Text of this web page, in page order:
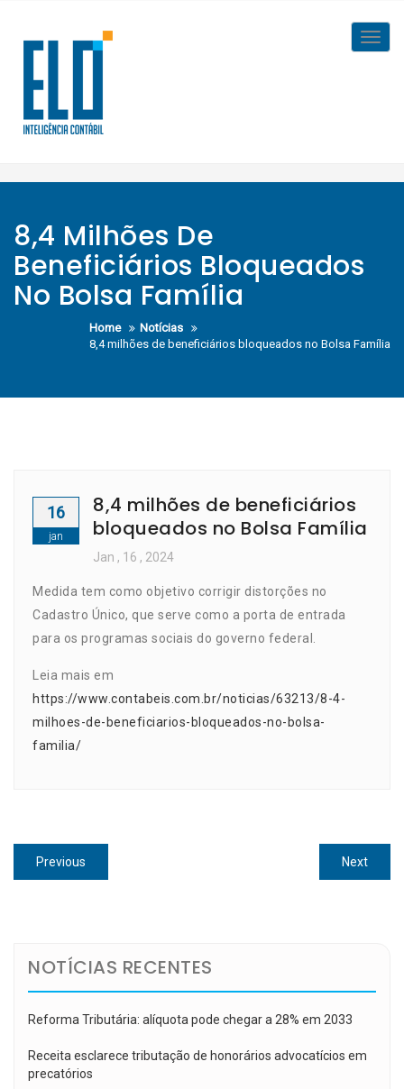
content
8,4 Milhões De
Beneficiários Bloqueados
No Bolsa Família
Home
Notícias
8,4 milhões de beneficiários bloqueados no Bolsa Família
16
jan
8,4 milhões de beneficiários
bloqueados no Bolsa Família
Jan , 16 , 2024
Medida tem como objetivo corrigir distorções no
Cadastro Único, que serve como a porta de entrada
para os programas sociais do governo federal.
Leia mais em
https://www.contabeis.com.br/noticias/63213/8-4-
milhoes-de-beneficiarios-bloqueados-no-bolsa-
familia/
Navegação
de
Previous
post:
NextNext
post:
NOTÍCIAS RECENTES
Reforma Tributária: alíquota pode chegar a 28% em 2033
Receita esclarece tributação de honorários advocatícios em
precatórios